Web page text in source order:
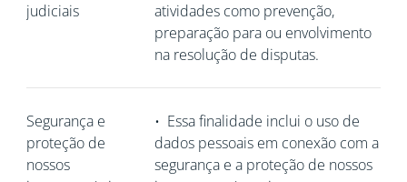
judiciais
atividades como prevenção,
preparação para ou envolvimento
na resolução de disputas.
Segurança e
proteção de
nossos
• Essa finalidade inclui o uso de
dados pessoais em conexão com a
segurança e a proteção de nossos